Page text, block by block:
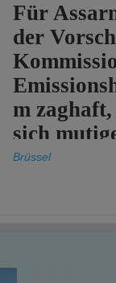
Für
der
m
sich
Brüssel